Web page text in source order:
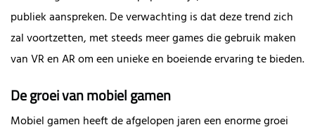
publiek aanspreken. De verwachting is dat deze trend zich
zal voortzetten, met steeds meer games die gebruik maken
van VR en AR om een unieke en boeiende ervaring te bieden.
De groei van mobiel gamen
Mobiel gamen heeft de afgelopen jaren een enorme groei